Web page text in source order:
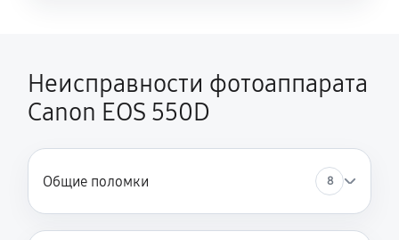
Неисправности фотоаппарата
Canon EOS 550D
Общие поломки 8